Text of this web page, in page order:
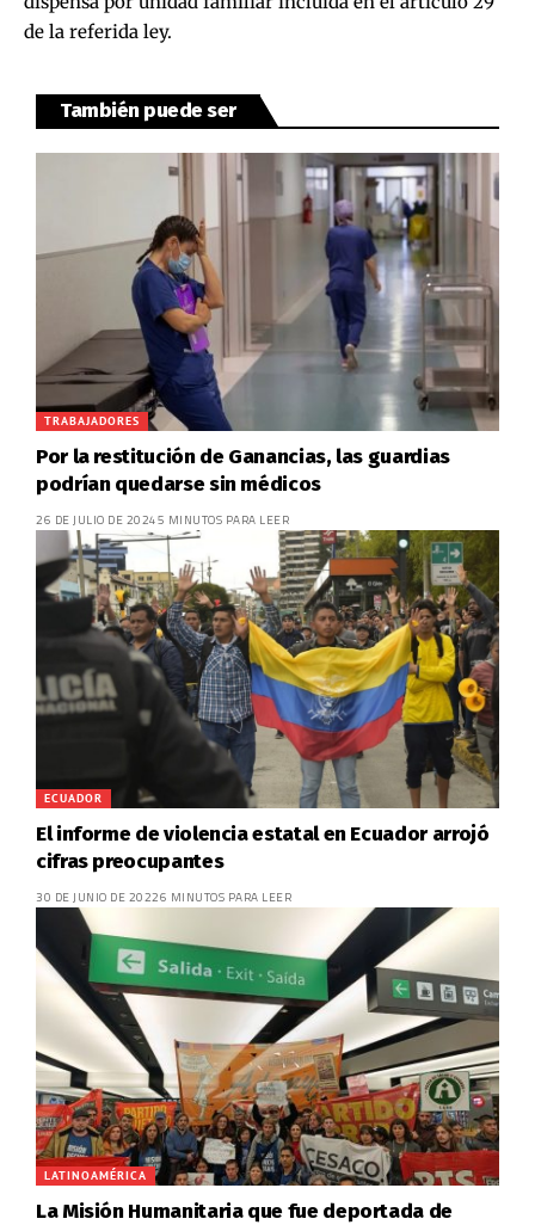
de la referida ley.
También puede ser
TRABAJADORES
Por la restitución de Ganancias, las guardias
podrían quedarse sin médicos
26 DE JULIO DE 20245 MINUTOS PARA LEER
ECUADOR
El informe de violencia estatal en Ecuador arrojó
cifras preocupantes
30 DE JUNIO DE 20226 MINUTOS PARA LEER
LATINOAMÉRICA
La Misión Humanitaria que fue deportada de